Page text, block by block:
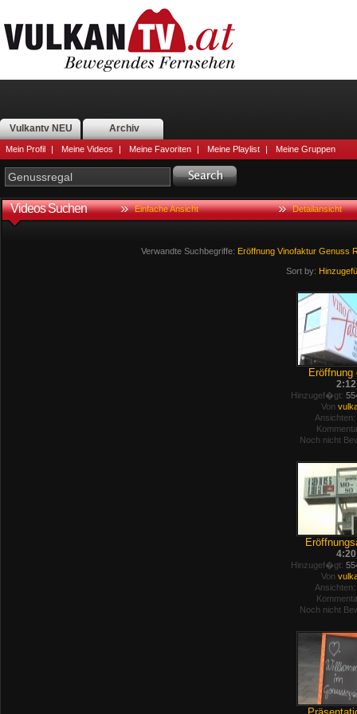
Vulkantv NEU Archiv
Mein Profil | Meine Videos | Meine Favoriten | Meine Playlist | Meine Gruppen
Videos Suchen Einfache Ansicht Detailansicht
Verwandte Suchbegriffe: Eröffnung Vinofaktur Genuss
Sort by:
Eröffnung
2:12
Hinzugef�gt:
Von
Ansichten:
Noch nicht
4:20
Hinzugef�gt:
Von
Ansichten:
Noch nicht